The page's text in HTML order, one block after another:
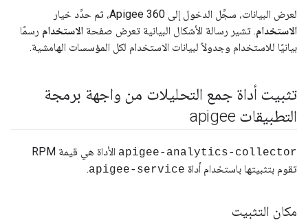
لعرض البيانات، سجِّل الدخول إلى Apigee 360، ثم حدِّد خيار
الاستخدام. تشير رسالة الأشكال البيانية تعرض صفحة الاستخدام رسمًا
بيانيًا للاستخدام وجدولاً لبيانات الاستخدام لكل المؤسسات الهامشية.
تثبيت أداة جمع التحليلات من واجهة برمجة
التطبيقات apigee
apigee-analytics-collector
الأداة هي قيمة RPM
تقوم بتثبيتها باستخدام أداة apigee-service
.
مكان التثبيت